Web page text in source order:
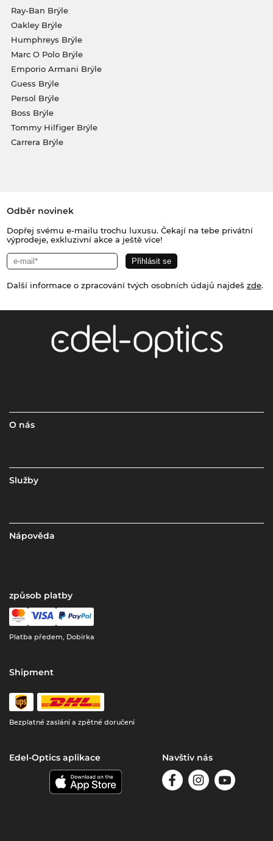
Ray-Ban Brýle
Oakley Brýle
Humphreys Brýle
Marc O Polo Brýle
Emporio Armani Brýle
Guess Brýle
Persol Brýle
Boss Brýle
Tommy Hilfiger Brýle
Carrera Brýle
Odběr novinek
Dopřej svému e-mailu trochu luxusu. Čekají na tebe privátní
výprodeje, exkluzivní akce a ještě více!
Další informace o zpracování tvých osobních údajů najdeš zde.
O nás
Služby
Nápověda
způsob platby
Platba předem, Dobírka
Shipment
Bezplatné zaslání a zpětné doručení
Edel-Optics aplikace Navštiv nás